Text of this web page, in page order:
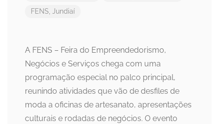
FENS, Jundiaí
A FENS – Feira do Empreendedorismo,
Negócios e Serviços chega com uma
programação especial no palco principal,
reunindo atividades que vão de desfiles de
moda a oficinas de artesanato, apresentações
culturais e rodadas de negócios. O evento